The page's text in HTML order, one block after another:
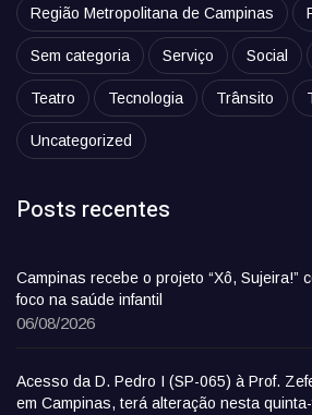
Região Metropolitana de Campinas
Sem categoria Serviço Social
Teatro Tecnologia Trânsito
Uncategorized
Posts recentes
Campinas recebe o projeto “Xô, Sujeira!”
foco na saúde infantil
06/08/2026
Acesso da D. Pedro I (SP-065) à Prof.
em Campinas, terá alteração nesta